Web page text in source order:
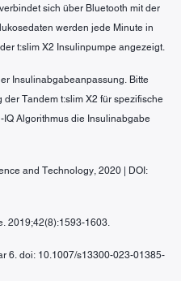
sich über Bluetooth mit der
werden jede Minute in
t:slim X2 Insulinpumpe angezeigt.
Insulinabgabeanpassung. Bitte
Tandem t:slim X2 für spezifische
IQ Algorithmus die Insulinabgabe
and Technology, 2020 | DOI:
2019;42(8):1593-1603.
6. doi: 10.1007/s13300-023-01385-